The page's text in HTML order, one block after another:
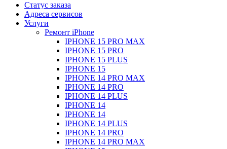
Статус заказа
Адреса сервисов
Услуги
Ремонт iPhone
IPHONE 15 PRO MAX
IPHONE 15 PRO
IPHONE 15 PLUS
IPHONE 15
IPHONE 14 PRO MAX
IPHONE 14 PRO
IPHONE 14 PLUS
IPHONE 14
IPHONE 14
IPHONE 14 PLUS
IPHONE 14 PRO
IPHONE 14 PRO MAX